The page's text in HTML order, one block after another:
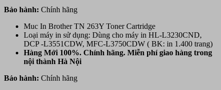
Bảo hành: Chính hãng
Muc In Brother TN 263Y Toner Cartridge
Loại máy in sử dụng: Dùng cho máy in HL-L3230CND,
DCP -L3551CDW, MFC-L3750CDW ( BK: in 1.400 trang)
Hàng Mới 100%. Chính hãng. Miễn phí giao hàng trong
nội thành Hà Nội
Bảo hành: Chính hãng